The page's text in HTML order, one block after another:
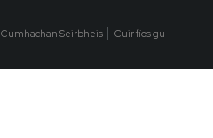
Cumhachan Seirbheis Cuir fios gu